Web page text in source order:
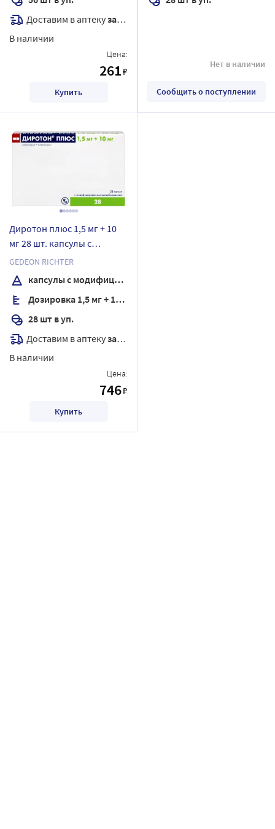
Доставим в аптекузавтра
В наличии
Цена:
261₽
Купить
Нет в наличии
Сообщить о поступлении
Диротон плюс 1,5 мг + 10
мг 28 шт. капсулы с
модифицированным
высвобождением
GEDEON RICHTER
капсулы с модифицированным высвобождением
Дозировка 1,5 мг + 10 мг
28 шт в уп.
Доставим в аптекузавтра
В наличии
Цена:
746₽
Купить